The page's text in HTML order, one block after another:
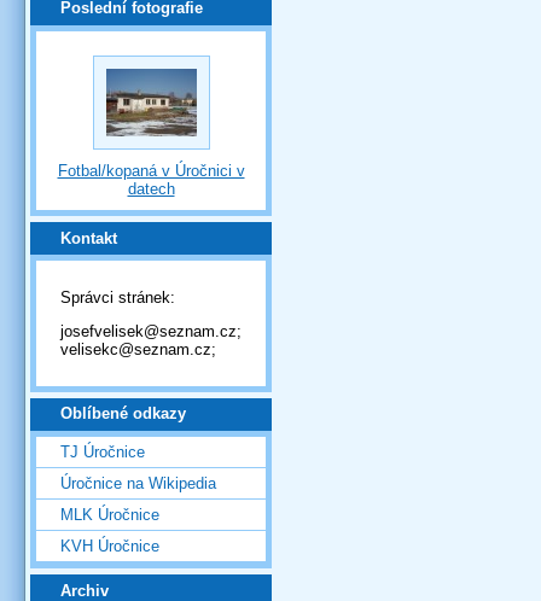
Poslední fotografie
Fotbal/kopaná v Úročnici v
datech
Kontakt
Správci stránek:
josefvelisek@seznam.cz;
velisekc@seznam.cz;
Oblíbené odkazy
TJ Úročnice
Úročnice na Wikipedia
MLK Úročnice
KVH Úročnice
Archiv